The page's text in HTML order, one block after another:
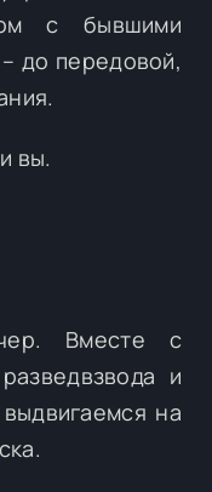
с бывшими
до передовой,
вы.
Вместе с
и
на